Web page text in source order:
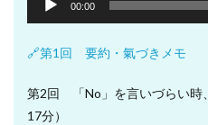
プ
レ
ヤ
ー
00:00
🔗第1回 要約・氣づきメモ
第2回 「No」を言いづらい
17分）